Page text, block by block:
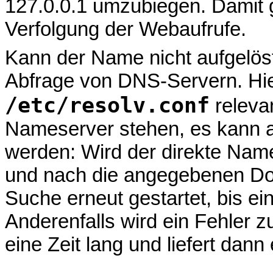
127.0.0.1 umzubiegen.
Verfolgung der Webaufrufe.
Kann der Name nicht
Abfrage von DNS-Servern.
/etc/resolv.conf
Nameserver stehen, es kann
werden: Wird der direkte
und nach die angegebenen
Suche erneut gestartet, bis
Anderenfalls wird ein Fehler
eine Zeit lang und liefert